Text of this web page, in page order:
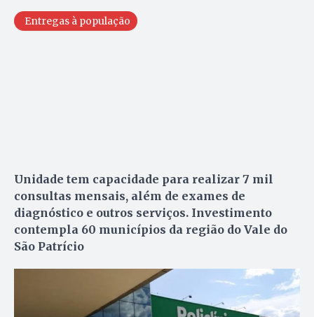
Entregas à população
Unidade tem capacidade para realizar 7 mil
consultas mensais, além de exames de
diagnóstico e outros serviços. Investimento
contempla 60 municípios da região do Vale do
São Patrício